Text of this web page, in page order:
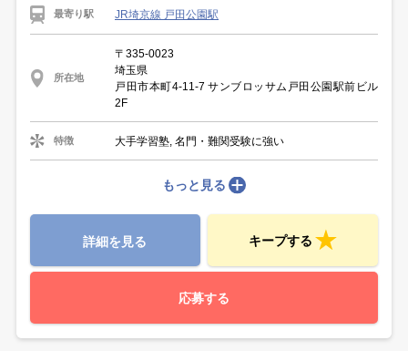
最寄り駅 JR埼京線 戸田公園駅
所在地
〒335-0023
埼玉県
戸田市本町4-11-7 サンブロッサム戸田公園駅前ビル
2F
特徴 大手学習塾, 名門・難関受験に強い
もっと見る
詳細を見る キープする
応募する